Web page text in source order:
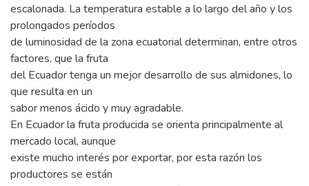
escalonada. La temperatura estable a lo largo del año y los
prolongados períodos
de luminosidad de la zona ecuatorial determinan, entre otros
factores, que la fruta
del Ecuador tenga un mejor desarrollo de sus almidones, lo
que resulta en un
sabor menos ácido y muy agradable.
En Ecuador la fruta producida se orienta principalmente al
mercado local, aunque
existe mucho interés por exportar, por esta razón los
productores se están